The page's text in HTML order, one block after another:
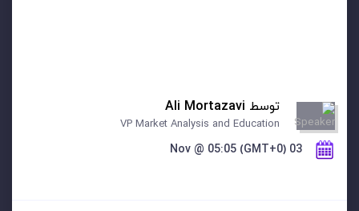
توسط Ali Mortazavi
VP Market Analysis and Education
03 Nov @ 05:05 (GMT+0)